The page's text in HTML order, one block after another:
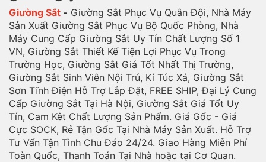
Giường Sắt - Giường Sắt Phục Vụ Quân Đội, Nhà Máy
Sản Xuất Giường Sắt Phục Vụ Bộ Quốc Phòng, Nhà
Máy Cung Cấp Giường Sắt Uy Tín Chất Lượng Số 1
VN, Giường Sắt Thiết Kế Tiện Lợi Phục Vụ Trong
Trường Học, Giường Sắt Giá Tốt Nhất Thị Trường,
Giường Sắt Sinh Viên Nội Trú, Kí Túc Xá, Giường Sắt
Sơn Tĩnh Điện Hỗ Trợ Lắp Đặt, FREE SHIP, Đại Lý Cung
Cấp Giường Sắt Tại Hà Nội, Giường Sắt Giá Tốt Uy
Tín, Cam Kêt Chất Lượng Sản Phẩm. Giá Gốc - Giá
Cực SOCK, Rẻ Tận Gốc Tại Nhà Máy Sản Xuất. Hỗ Trợ
Tư Vấn Tận Tình Chu Đáo 24/24. Giao Hàng Miễn Phí
Toàn Quốc, Thanh Toán Tại Nhà hoặc tại Cơ Quan.